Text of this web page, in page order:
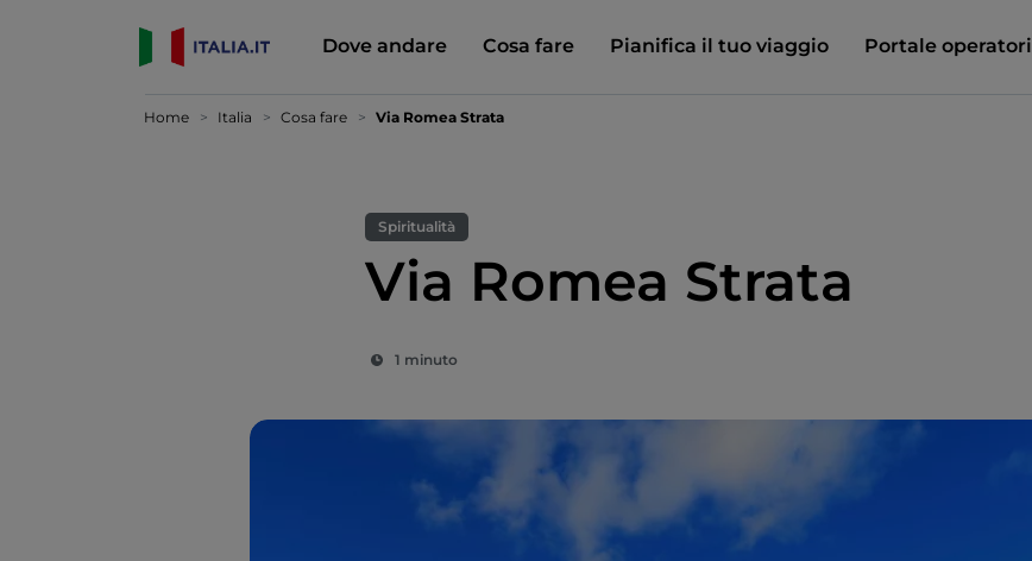
Dove andare Cosa fare Pianifica il tuo viaggio Portale operatori
Home Italia Cosa fare Via Romea Strata
Spiritualità
Via Romea Strata
1 minuto